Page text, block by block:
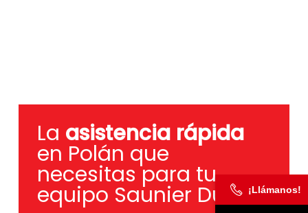
La asistencia rápida
en Polán que
necesitas para tu
equipo Saunier Duval.¡Llámanos!